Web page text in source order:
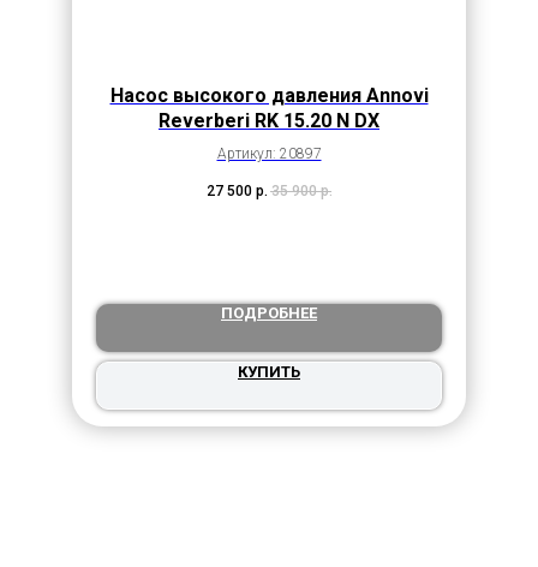
Насос высокого давления Annovi
Reverberi RK 15.20 N DX
Артикул: 20897
27 500 р. 35 900 р.
ПОДРОБНЕЕ
КУПИТЬ